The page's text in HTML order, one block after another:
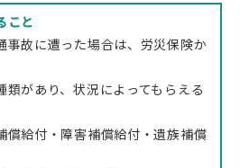
こと
事故に遭った場合は、労災保険か
類があり、状況によってもらえる
償給付・障害補償給付・遺族補償